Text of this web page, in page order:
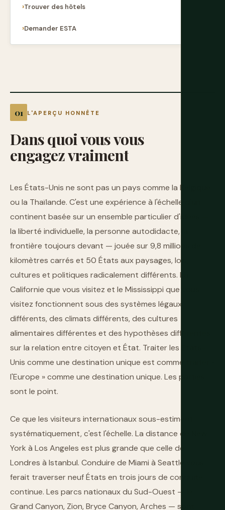
L'APERÇU HONNÊTE
Dansquoivousvous
engagezvraiment
Les États-Unis ne sont pas un pays comme la Belgique
ou la Thaïlande. C'est une expérience à l'échelle d'un
continent basée sur un ensemble particulier d'idées —
la liberté individuelle, la personne autodidacte, la
frontière toujours devant — jouée sur 9,8 millions de
kilomètres carrés et 50 États aux paysages, lois,
cultures et politiques radicalement différents. La
Californie que vous visitez et le Mississippi que vous
visitez fonctionnent sous des systèmes légaux
différents, des climats différents, des cultures
alimentaires différentes et des hypothèses différentes
sur la relation entre citoyen et État. Traiter les États-
Unis comme une destination unique est comme traiter «
l'Europe » comme une destination unique. Les parties
sont le point.
Ce que les visiteurs internationaux sous-estiment
systématiquement, c'est l'échelle. La distance de New
York à Los Angeles est plus grande que celle de
Londres à Istanbul. Conduire de Miami à Seattle vous
ferait traverser neuf États en trois jours de conduite
continue. Les parcs nationaux du Sud-Ouest — le
Grand Canyon, Zion, Bryce Canyon, Arches — sont
Trouver des hôtels
Demander ESTA